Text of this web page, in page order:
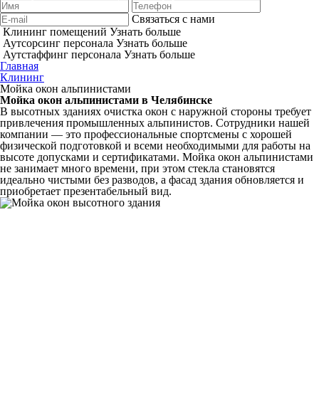
Связаться с нами
Клининг помещений Узнать больше
Аутсорсинг персонала Узнать больше
Аутстаффинг персонала Узнать больше
Главная
Клининг
Мойка окон альпинистами
Мойка окон альпинистами в Челябинске
В высотных зданиях очистка окон с наружной стороны требует
привлечения промышленных альпинистов. Сотрудники нашей
компании — это профессиональные спортсмены с хорошей
физической подготовкой и всеми необходимыми для работы на
высоте допусками и сертификатами. Мойка окон альпинистами
не занимает много времени, при этом стекла становятся
идеально чистыми без разводов, а фасад здания обновляется и
приобретает презентабельный вид.